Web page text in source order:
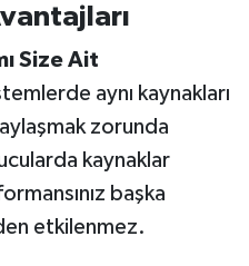
Size Ait
aynı kaynakları
zorunda
kaynaklar
başka
etkilenmez.